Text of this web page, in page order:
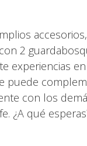
2
experiencias
puede
con los
¿A qué